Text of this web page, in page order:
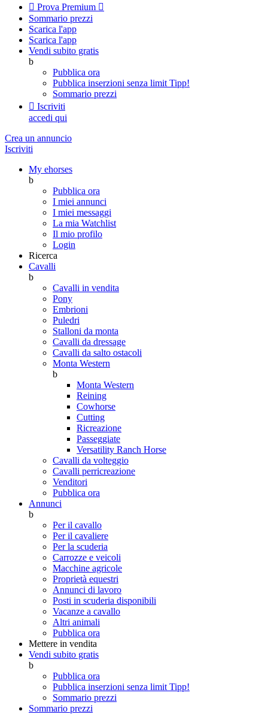
 Prova Premium 
Sommario prezzi
Scarica l'app
Scarica l'app
Vendi subito gratis
b
Pubblica ora
Pubblica inserzioni senza limit Tipp!
Sommario prezzi
 Iscriviti
accedi qui
Crea un annuncio
Iscriviti
My ehorses
b
Pubblica ora
I miei annunci
I miei messaggi
La mia Watchlist
Il mio profilo
Login
Ricerca
Cavalli
b
Cavalli in vendita
Pony
Embrioni
Puledri
Stalloni da monta
Cavalli da dressage
Cavalli da salto ostacoli
Monta Western
b
Monta Western
Reining
Cowhorse
Cutting
Ricreazione
Passeggiate
Versatility Ranch Horse
Cavalli da volteggio
Cavalli perricreazione
Venditori
Pubblica ora
Annunci
b
Per il cavallo
Per il cavaliere
Per la scuderia
Carrozze e veicoli
Macchine agricole
Proprietà equestri
Annunci di lavoro
Posti in scuderia disponibili
Vacanze a cavallo
Altri animali
Pubblica ora
Mettere in vendita
Vendi subito gratis
b
Pubblica ora
Pubblica inserzioni senza limit Tipp!
Sommario prezzi
Sommario prezzi